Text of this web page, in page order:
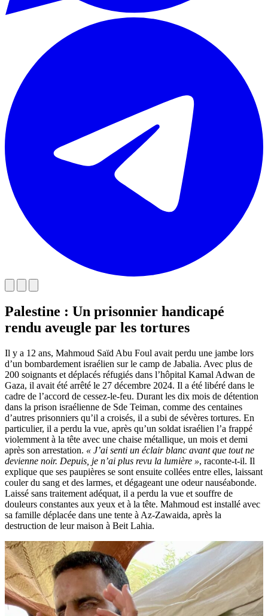
Palestine : Un prisonnier handicapé
rendu aveugle par les tortures
Il y a 12 ans, Mahmoud Saïd Abu Foul avait perdu une jambe lors
d’un bombardement israélien sur le camp de Jabalia. Avec plus de
200 soignants et déplacés réfugiés dans l’hôpital Kamal Adwan de
Gaza, il avait été arrêté le 27 décembre 2024. Il a été libéré dans le
cadre de l’accord de cessez-le-feu. Durant les dix mois de détention
dans la prison israélienne de Sde Teiman, comme des centaines
d’autres prisonniers qu’il a croisés, il a subi de sévères tortures. En
particulier, il a perdu la vue, après qu’un soldat israélien l’a frappé
violemment à la tête avec une chaise métallique, un mois et demi
après son arrestation. « J’ai senti un éclair blanc avant que tout ne
devienne noir. Depuis, je n’ai plus revu la lumière », raconte-t-il. Il
explique que ses paupières se sont ensuite collées entre elles, laissant
couler du sang et des larmes, et dégageant une odeur nauséabonde.
Laissé sans traitement adéquat, il a perdu la vue et souffre de
douleurs constantes aux yeux et à la tête. Mahmoud est installé avec
sa famille déplacée dans une tente à Az-Zawaida, après la
destruction de leur maison à Beit Lahia.